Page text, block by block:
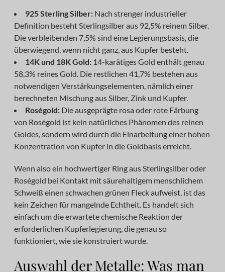
925 Sterling Silber:Nach strenger industrieller
Definition besteht Sterlingsilber aus 92,5% reinem Silber.
Die verbleibenden 7,5% sind eine Legierungsbasis, die
überwiegend, wenn nicht ganz, aus Kupfer besteht.
14K und 18K Gold:14-karätiges Gold enthält genau
58,3% reines Gold. Die restlichen 41,7% bestehen aus
notwendigen Verstärkungselementen, nämlich einer
berechneten Mischung aus Silber, Zink und Kupfer.
Roségold:Die ausgeprägte rosa oder rote Färbung
von Roségold ist kein natürliches Phänomen des reinen
Goldes, sondern wird durch die Einarbeitung einer hohen
Konzentration von Kupfer in die Goldbasis erreicht.
Wenn also ein hochwertiger Ring aus Sterlingsilber oder
Roségold bei Kontakt mit säurehaltigem menschlichem
Schweiß einen schwachen grünen Fleck aufweist, ist das
kein Zeichen für mangelnde Echtheit. Es handelt sich
einfach um die erwartete chemische Reaktion der
erforderlichen Kupferlegierung, die genau so
funktioniert, wie sie konstruiert wurde.
Auswahl der Metalle: Was man